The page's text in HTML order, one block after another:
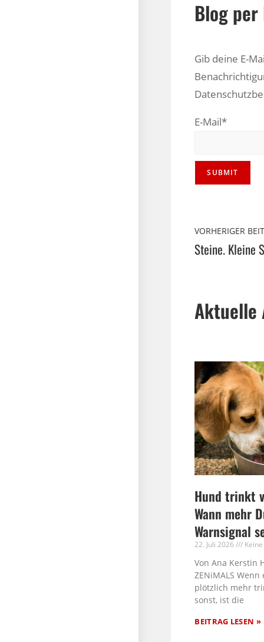
Blog per
Gib deine E-
E-Mail*
VORHERIGER
Steine. Kleine
Hund trinkt
Wann mehr
Warnsignal
22. Juli 2026
Von Ana Kerstin
ZENiMALS
plötzlich mehr
sonst, ist die
BEITRAG LESEN »